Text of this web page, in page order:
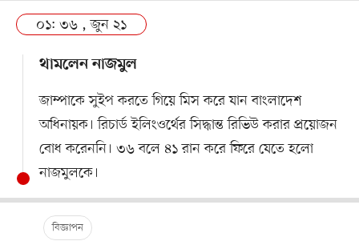
০১: ৩৬ , জুন ২১
থামলেন নাজমুল
জাম্পাকে সুইপ করতে গিয়ে মিস করে যান বাংলাদেশ
অধিনায়ক। রিচার্ড ইলিংওর্থের সিদ্ধান্ত রিভিউ করার প্রয়োজন
বোধ করেননি। ৩৬ বলে ৪১ রান করে ফিরে যেতে হলো
নাজমুলকে।